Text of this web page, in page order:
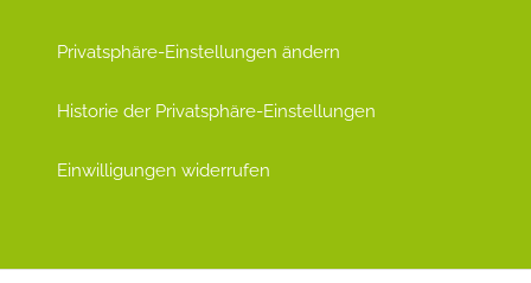
Privatsphäre-Einstellungen ändern
Historie der Privatsphäre-Einstellungen
Einwilligungen widerrufen